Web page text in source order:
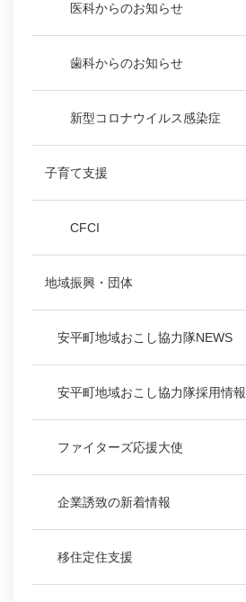
医科からのお知らせ
歯科からのお知らせ
新型コロナウイルス感染症
子育て支援
CFCI
地域振興・団体
安平町地域おこし協力隊NEWS
安平町地域おこし協力隊採用情報
ファイターズ応援大使
企業誘致の新着情報
移住定住支援